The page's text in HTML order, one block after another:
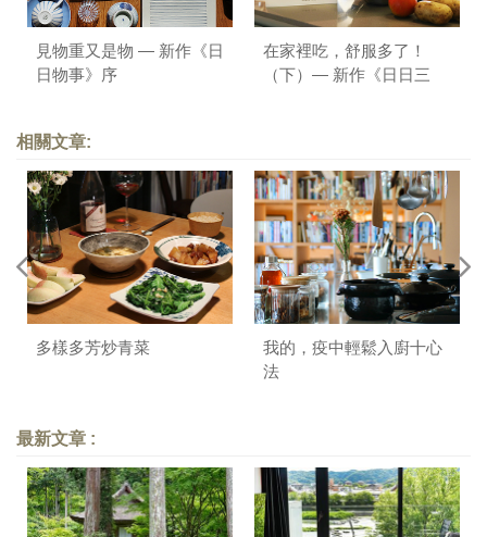
見物重又是物 — 新作《日
日物事》序
在家裡吃，舒服多了！
（下）— 新作《日日三
相關文章:
多樣多芳炒青菜
我的，疫中輕鬆入廚十心
法
最新文章 :